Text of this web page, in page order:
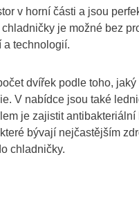
v horní části a jsou
je možné bez
a technologií.
dvířek podle toho,
V nabídce jsou také
je zajistit
bývají nejčastějším
chladničky.